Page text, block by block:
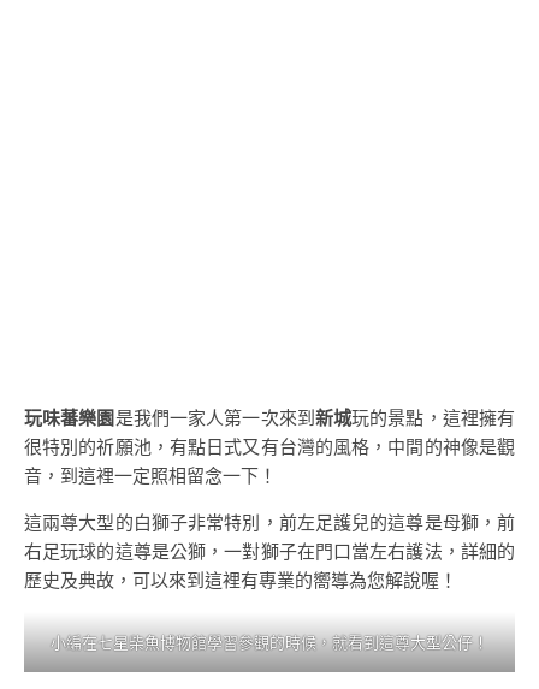
玩味蕃樂園是我們一家人第一次來到新城玩的景點，這裡擁有
很特別的祈願池，有點日式又有台灣的風格，中間的神像是觀
音，到這裡一定照相留念一下！
這兩尊大型的白獅子非常特別，前左足護兒的這尊是母獅，前
右足玩球的這尊是公獅，一對獅子在門口當左右護法，詳細的
歷史及典故，可以來到這裡有專業的嚮導為您解說喔！
小編在七星柴魚博物館學習參觀的時候，就看到這尊大型公仔！